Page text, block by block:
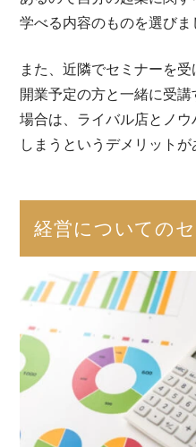
学べる内容のものを選びま
また、近隣でセミナーを
開業予定の方と一緒に受
場合は、ライバル店とノ
しまうというデメリットが
経営についての